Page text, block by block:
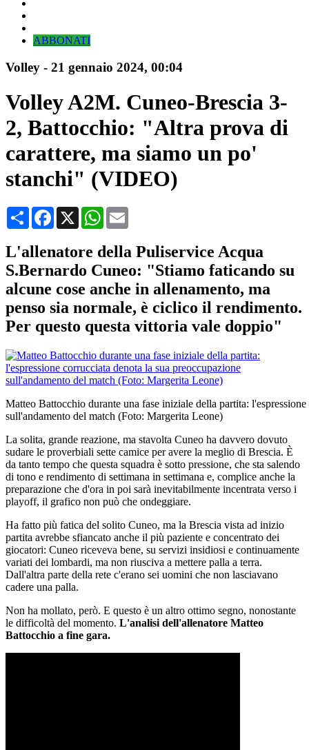
ABBONATI
Volley - 21 gennaio 2024, 00:04
Volley A2M. Cuneo-Brescia 3-
2, Battocchio: "Altra prova di
carattere, ma siamo un po'
stanchi" (VIDEO)
CondividiFacebook
X WhatsApp
L'allenatore della Puliservice Acqua
S.Bernardo Cuneo: "Stiamo faticando su
alcune cose anche in allenamento, ma
penso sia normale, è ciclico il rendimento.
Per questo questa vittoria vale doppio"
Matteo Battocchio durante una fase iniziale della partita:
sull'andamento del match (Foto: Margerita Leone)
La solita, grande reazione, ma stavolta Cuneo ha davvero dovuto
sudare le proverbiali sette camice per avere la meglio di Brescia. È
da tanto tempo che questa squadra è sotto pressione, che sta salendo
di tono e rendimento di settimana in settimana e, complice anche la
preparazione che d'ora in poi sarà inevitabilmente incentrata verso i
playoff, il grafico non può che ondeggiare.
Ha fatto più fatica del solito Cuneo, ma la Brescia vista ad inizio
partita avrebbe sfiancato anche il più paziente e concentrato dei
giocatori: Cuneo riceveva bene, su servizi insidiosi e continuamente
variati dei lombardi, ma non riusciva a mettere palla a terra.
Dall'altra parte della rete c'erano sei uomini che non lasciavano
cadere una palla.
Non ha mollato, però. E questo è un altro ottimo segno, nonostante
le difficoltà del momento. L'analisi dell'allenatore Matteo
Battocchio a fine gara.